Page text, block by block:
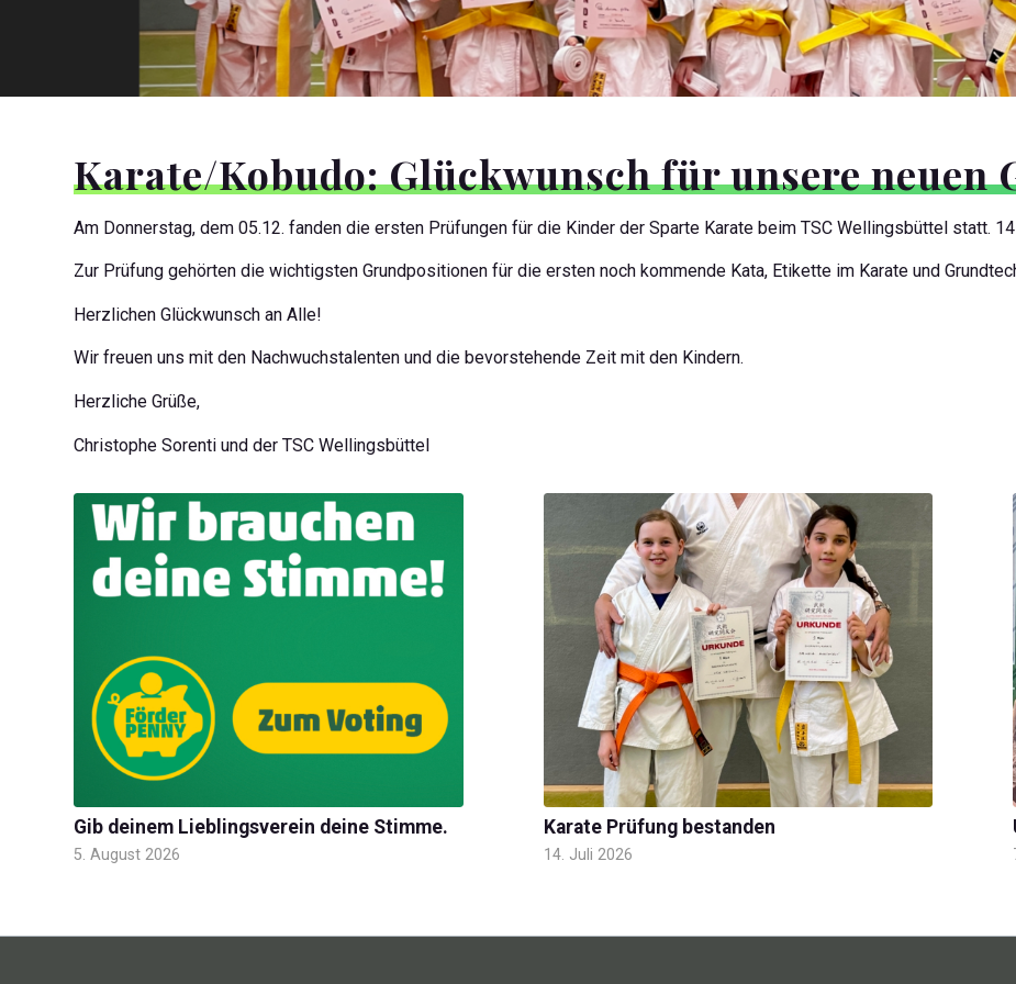
Karate/Kobudo:Glückwunsch für unsere neuen
Am Donnerstag, dem 05.12. fanden die ersten Prüfungen für die Kinder der Sparte Karate beim TSC Wellingsbüttel statt.
Zur Prüfung gehörten die wichtigsten Grundpositionen für die ersten noch kommende Kata, Etikette im Karate und
Herzlichen Glückwunsch an Alle!
Wir freuen uns mit den Nachwuchstalenten und die bevorstehende Zeit mit den Kindern.
Herzliche Grüße,
Christophe Sorenti und der TSC Wellingsbüttel
Gib deinem Lieblingsverein deine Stimme.
5. August 2026
Karate Prüfung bestanden
14. Juli 2026